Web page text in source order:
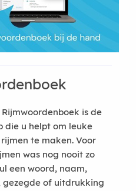
is de
die u helpt om leuke
te maken. Voor
was nog nooit zo
een woord, naam,
gezegde of uitdrukking